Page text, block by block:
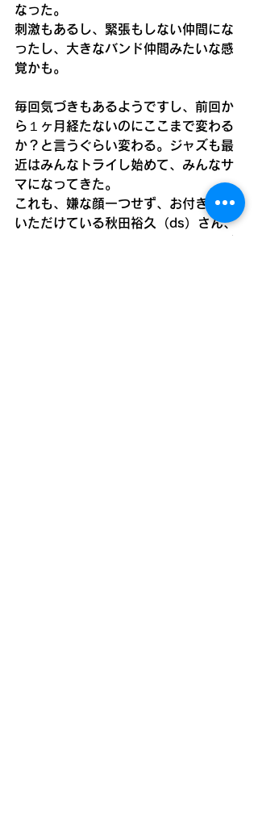
なった。
刺激もあるし、緊張もしない仲間にな
ったし、大きなバンド仲間みたいな感
覚かも。
毎回気づきもあるようですし、前回か
ら１ヶ月経たないのにここまで変わる
か？と言うぐらい変わる。ジャズも最
近はみんなトライし始めて、みんなサ
マになってきた。
これも、嫌な顔一つせず、お付き合い
いただけている秋田裕久（ds）さん、